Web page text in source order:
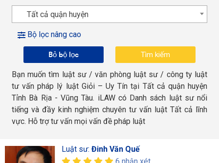
Tất cả quận huyện
Bộ lọc nâng cao
Bỏ bộ lọc
Bạn muốn tìm luật sư / văn phòng luật sư / công ty luật
tư vấn pháp lý luật Giỏi – Uy Tín tại Tất cả quận huyện
Tỉnh Bà Rịa - Vũng Tàu. iLAW có Danh sách luật sư nổi
tiếng và đầy kinh nghiệm chuyên tư vấn luật Tất cả lĩnh
vực. Hỗ trợ tư vấn mọi vấn đề pháp luật
Luật sư: Đinh Văn Quế